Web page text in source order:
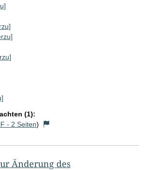
(1):
- 2 Seiten)
Änderung des